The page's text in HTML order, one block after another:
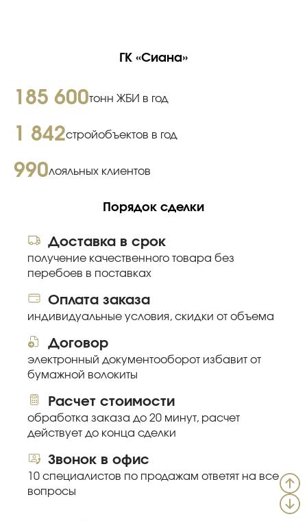
ГК «Сиана»
185 600тонн ЖБИ в год
1 842стройобъектов в год
990лояльных клиентов
Порядок сделки
Доставка в срок
получение качественного товара без
перебоев в поставках
Оплата заказа
индивидуальные условия, скидки от объема
Договор
электронный документооборот избавит от
бумажной волокиты
Расчет стоимости
обработка заказа до 20 минут, расчет
действует до конца сделки
Звонок в офис
10 специалистов по продажам ответят на все
вопросы